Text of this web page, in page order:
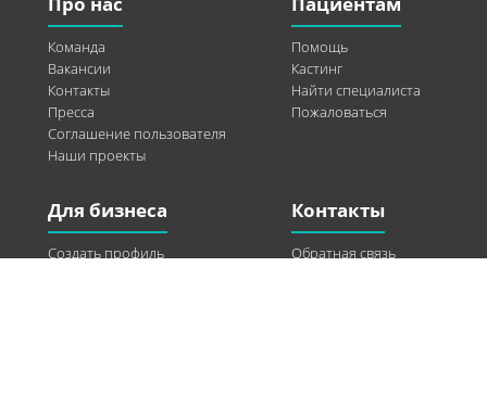
Команда
Вакансии
Контакты
Пресса
Соглашение пользователя
Наши проекты
Помощь
Кастинг
Найти специалиста
Пожаловаться
Для бизнеса
Создать профиль
Контакты
Обратная связь